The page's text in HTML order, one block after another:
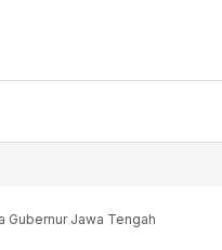
Gubernur Jawa Tengah